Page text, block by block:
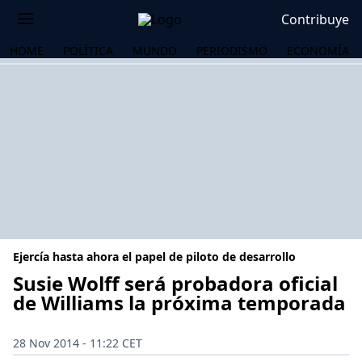
Contribuye
HOME POLÍTICA MUNDO PERIODISMO ECONOMÍA
Ejercía hasta ahora el papel de piloto de desarrollo
Susie Wolff será probadora oficial
de Williams la próxima temporada
28 Nov 2014 - 11:22 CET